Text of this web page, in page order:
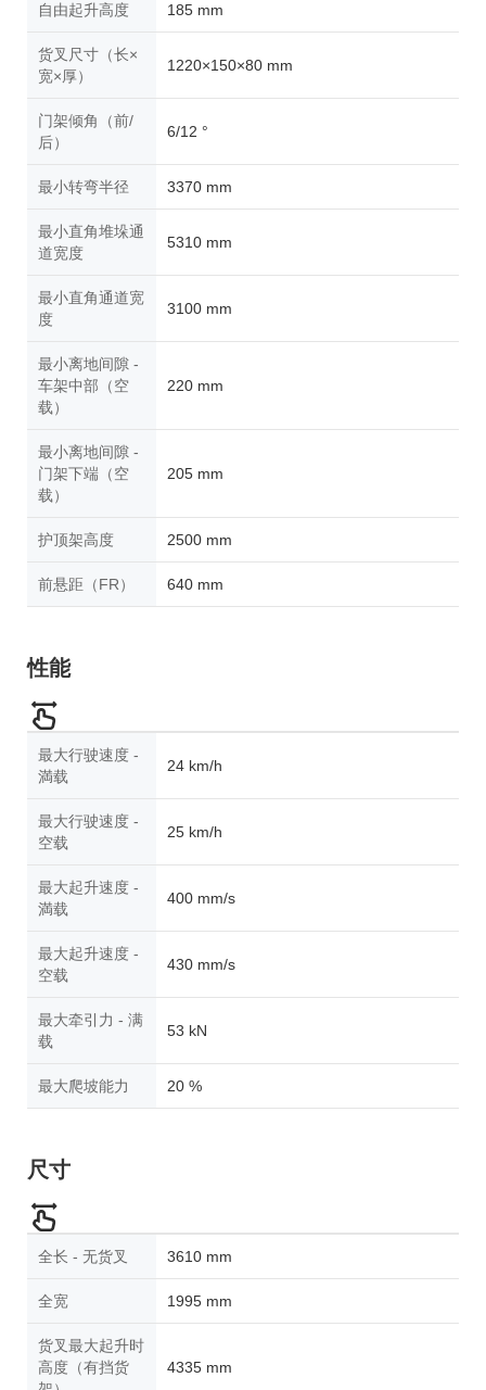
自由起升高度 185 mm
货叉尺寸（长×
宽×厚）
1220×150×80 mm
门架倾角（前/
后）
6/12 °
最小转弯半径 3370 mm
最小直角堆垛通
道宽度
5310 mm
最小直角通道宽
度
3100 mm
最小离地间隙 -
车架中部（空
载）
220 mm
最小离地间隙 -
门架下端（空
载）
205 mm
护顶架高度 2500 mm
前悬距（FR） 640 mm
性能
最大行驶速度 -
満载
24 km/h
最大行驶速度 -
空载
25 km/h
最大起升速度 -
満载
400 mm/s
最大起升速度 -
空载
430 mm/s
最大牵引力 - 满
载
53 kN
最大爬坡能力 20 %
尺寸
全长 - 无货叉 3610 mm
全宽 1995 mm
货叉最大起升时
高度（有挡货
4335 mm